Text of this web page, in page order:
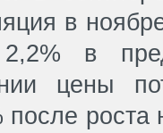
в
в
цены